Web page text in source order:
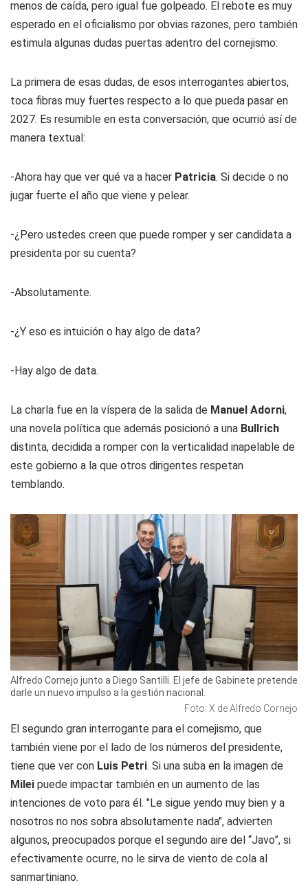
menos de caída, pero igual fue golpeado. El rebote es muy
esperado en el oficialismo por obvias razones, pero también
estimula algunas dudas puertas adentro del cornejismo:
La primera de esas dudas, de esos interrogantes abiertos,
toca fibras muy fuertes respecto a lo que pueda pasar en
2027. Es resumible en esta conversación, que ocurrió así de
manera textual:
-Ahora hay que ver qué va a hacer Patricia. Si decide o no
jugar fuerte el año que viene y pelear.
-¿Pero ustedes creen que puede romper y ser candidata a
presidenta por su cuenta?
-Absolutamente.
-¿Y eso es intuición o hay algo de data?
-Hay algo de data.
La charla fue en la víspera de la salida de Manuel Adorni,
una novela política que además posicionó a una Bullrich
distinta, decidida a romper con la verticalidad inapelable de
este gobierno a la que otros dirigentes respetan
temblando.
Alfredo Cornejo junto a Diego Santilli. El jefe de Gabinete pretende
darle un nuevo impulso a la gestión nacional.
Foto: X de Alfredo Cornejo
El segundo gran interrogante para el cornejismo, que
también viene por el lado de los números del presidente,
tiene que ver con Luis Petri. Si una suba en la imagen de
Milei puede impactar también en un aumento de las
intenciones de voto para él. "Le sigue yendo muy bien y a
nosotros no nos sobra absolutamente nada", advierten
algunos, preocupados porque el segundo aire del “Javo”, si
efectivamente ocurre, no le sirva de viento de cola al
sanmartiniano.